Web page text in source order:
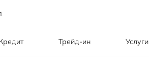
Трейд-ин Услуги